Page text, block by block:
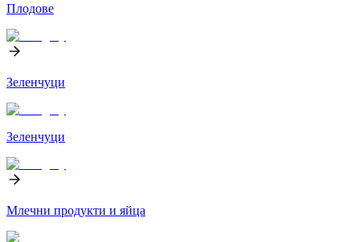
Плодове
Зеленчуци
Зеленчуци
Млечни продукти и яйца